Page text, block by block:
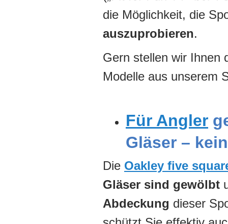
die Möglichkeit, die
auszuprobieren.
Gern stellen wir Ihnen
Modelle aus unserem
Für Angler
Gläser –
Die Oakley five
Gläser sind gewölbt
Abdeckung dieser